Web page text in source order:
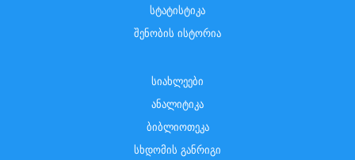
სტატისტიკა
შენობის ისტორია
სიახლეები
ანალიტიკა
ბიბლიოთეკა
სხდომის განრიგი